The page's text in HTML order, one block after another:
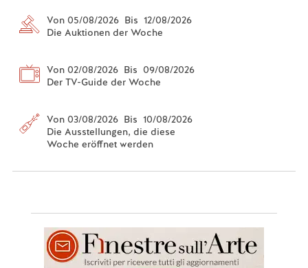
Von 05/08/2026 Bis 12/08/2026
Die Auktionen der Woche
Von 02/08/2026 Bis 09/08/2026
Der TV-Guide der Woche
Von 03/08/2026 Bis 10/08/2026
Die Ausstellungen, die diese
Woche eröffnet werden